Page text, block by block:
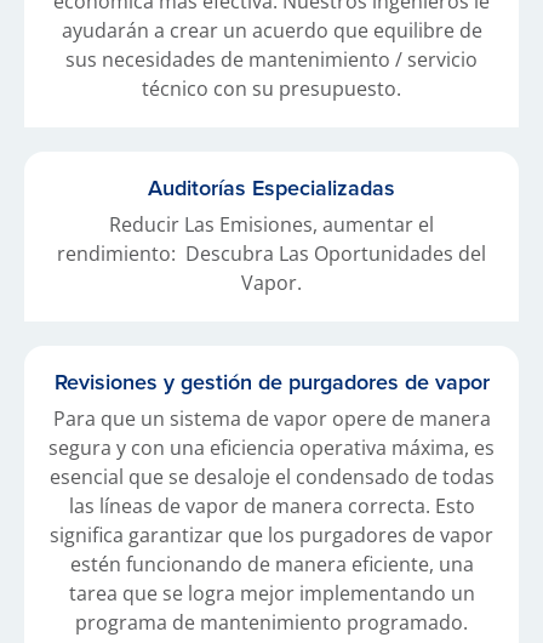
ayudarán a crear un acuerdo que equilibre de
sus necesidades de mantenimiento / servicio
técnico con su presupuesto.
Auditorías Especializadas
Reducir Las Emisiones, aumentar el
rendimiento: Descubra Las Oportunidades del
Vapor.
Revisiones y gestión de purgadores de vapor
Para que un sistema de vapor opere de manera
segura y con una eficiencia operativa máxima, es
esencial que se desaloje el condensado de todas
las líneas de vapor de manera correcta. Esto
significa garantizar que los purgadores de vapor
estén funcionando de manera eficiente, una
tarea que se logra mejor implementando un
programa de mantenimiento programado.